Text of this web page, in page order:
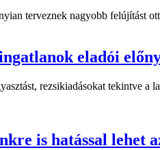
terveznek nagyobb felújítást
eladói
rezsikiadásokat tekintve
is hatással lehet